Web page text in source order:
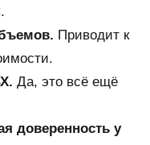
Приводит к
Да, это всё ещё
доверенность у